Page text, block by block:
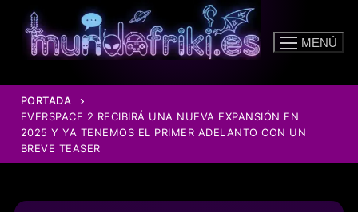
contenido
MENÚ
PORTADA
EVERSPACE 2 RECIBIRÁ UNA NUEVA EXPANSIÓN EN
2025 Y YA TENEMOS EL PRIMER ADELANTO CON UN
BREVE TEASER